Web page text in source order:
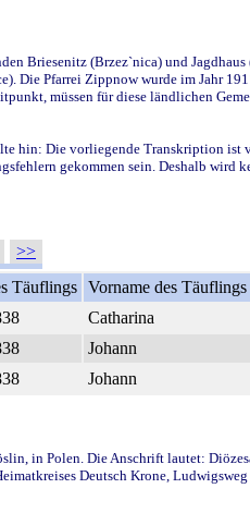
Briesenitz (Brzez`nica) und
Die Pfarrei Zippnow wurde im Jahr
müssen für diese ländlichen
hin: Die vorliegende Transkription
gekommen sein. Deshalb wird
>>
Täuflings Vorname des Täuflings
Catharina
Johann
Johann
in Polen. Die Anschrift lautet:
Deutsch Krone,